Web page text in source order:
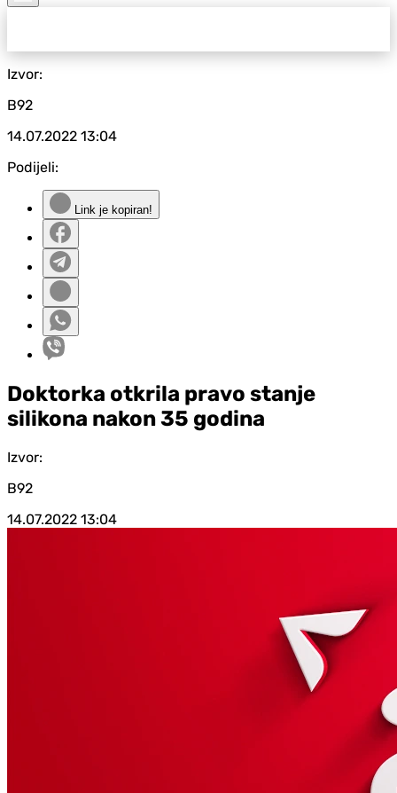
Izvor:
B92
14.07.2022 13:04
Podijeli:
Link je kopiran!
Doktorka otkrila pravo stanje
silikona nakon 35 godina
Izvor:
B92
14.07.2022 13:04